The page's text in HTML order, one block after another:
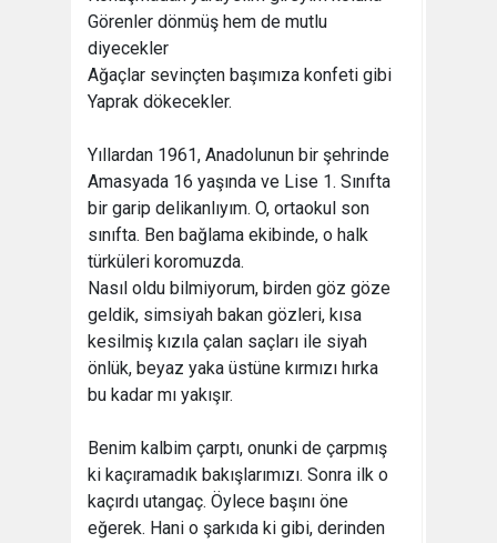
Görenler dönmüş hem de mutlu
diyecekler
Ağaçlar sevinçten başımıza konfeti gibi
Yaprak dökecekler.
Yıllardan 1961, Anadolunun bir şehrinde
Amasyada 16 yaşında ve Lise 1. Sınıfta
bir garip delikanlıyım. O, ortaokul son
sınıfta. Ben bağlama ekibinde, o halk
türküleri koromuzda.
Nasıl oldu bilmiyorum, birden göz göze
geldik, simsiyah bakan gözleri, kısa
kesilmiş kızıla çalan saçları ile siyah
önlük, beyaz yaka üstüne kırmızı hırka
bu kadar mı yakışır.
Benim kalbim çarptı, onunki de çarpmış
ki kaçıramadık bakışlarımızı. Sonra ilk o
kaçırdı utangaç. Öylece başını öne
eğerek. Hani o şarkıda ki gibi, derinden